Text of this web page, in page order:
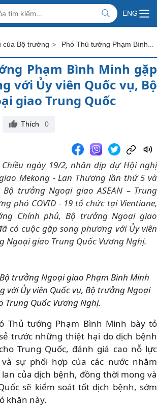
VIỆT NAM
AFFAIRS
ENG
của Bộ trưởng > Phó Thủ tướng Phạm Bình Minh gặp song phương với Ủy viên Quốc vụ, Bộ trưởng Ngoại giao Trung Quốc
Phạm Bình Minh gặp
với Ủy viên Quốc vụ, Bộ
giao Trung Quốc
Thích 0
Chiều ngày 19/2, nhân dịp dự Hội nghị
Mekong - Lan Thương lần thứ 5 và
trưởng Ngoại giao ASEAN – Trung
phó COVID - 19 tổ chức tại Vientiane,
Chính phủ, Bộ trưởng Ngoại giao
có cuộc gặp song phương với Ủy viên
Ngoại giao Trung Quốc Vương Nghị.
trưởng Ngoại giao Phạm Bình Minh
với Ủy viên Quốc vụ, Bộ trưởng Ngoại
Trung Quốc Vương Nghị.
Thủ tướng Phạm Bình Minh bày tỏ
trước những thiệt hại do dịch bệnh
Trung Quốc, đánh giá cao nỗ lực
sự phối hợp của các nước nhằm
của dịch bệnh, đồng thời mong và
sẽ kiểm soát tốt dịch bệnh, sớm
khăn này.